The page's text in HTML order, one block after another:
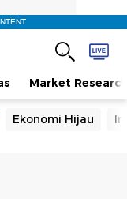
Market Research
Ekonomi Hijau